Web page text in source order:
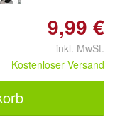
9,99 €
inkl. MwSt.
Kostenloser Versand